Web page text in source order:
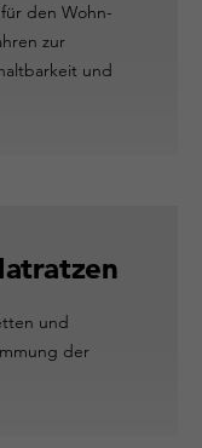
den Wohn-
zur
und
und
der